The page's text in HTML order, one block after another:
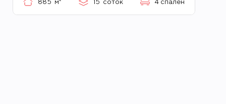
885 м² 15 соток 4 спален